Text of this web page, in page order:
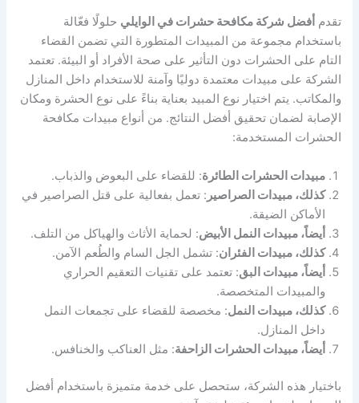
تقدم أفضل شركة مكافحة حشرات في الوايلي حلولًا فعّالة
باستخدام مجموعة من المبيدات المتطورة التي تضمن القضاء
التام على الحشرات دون التأثير على صحة الأفراد أو البيئة. تعتمد
الشركة على مبيدات معتمدة دوليًا وآمنة للاستخدام داخل المنازل
والمكاتب. يتم اختيار نوع المبيد بعناية بناءً على نوع الحشرة ومكان
الإصابة لضمان تحقيق أفضل النتائج. من أنواع مبيدات مكافحة
الحشرات المستخدمة:
مبيدات الحشرات الطائرة: للقضاء على البعوض والذباب.
كذلك، مبيدات الصراصير : تعمل بفعالية على قتل الصراصير في
الأماكن الضيقة.
أيضاً، مبيدات النمل الأبيض: لحماية الأثاث والهياكل من التلف.
كذلك، مبيدات الفئران: تشمل الجل السام والطُعم الآمن.
أيضاً، مبيدات البق: تعتمد على تقنيات التعقيم الحراري
والمبيدات المتخصصة.
كذلك، مبيدات النمل: مخصصة للقضاء على تجمعات النمل
داخل المنازل.
أيضاً، مبيدات الحشرات الزاحفة: مثل العناكب والخنافس.
باختيار هذه الشركة، ستحصل على خدمة متميزة باستخدام أفضل